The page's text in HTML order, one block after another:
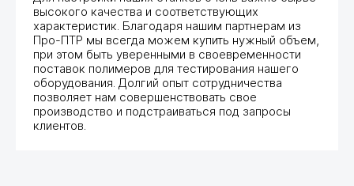
высокого качества и соответствующих
характеристик. Благодаря нашим партнерам из
Про-ПТР мы всегда можем купить нужный объем,
при этом быть уверенными в своевременности
поставок полимеров для тестирования нашего
оборудования. Долгий опыт сотрудничества
позволяет нам совершенствовать свое
производство и подстраиваться под запросы
клиентов.
высокого качества и соответствующих
характеристик. Благодаря нашим партнерам из
Про-ПТР мы всегда можем купить нужный объем,
при этом быть уверенными в своевременности
поставок полимеров для тестирования нашего
оборудования. Долгий опыт сотрудничества
позволяет нам совершенствовать свое
производство и подстраиваться под запросы
клиентов.
высокого качества и соответствующих
характеристик. Благодаря нашим партнерам из
Про-ПТР мы всегда можем купить нужный объем,
при этом быть уверенными в своевременности
поставок полимеров для тестирования нашего
оборудования. Долгий опыт сотрудничества
позволяет нам совершенствовать свое
производство и подстраиваться под запросы
клиентов.